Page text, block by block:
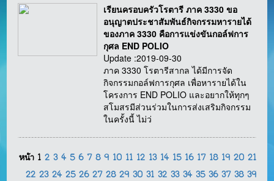
เรียนครอบครัวโรตารี ภาค 3330 ขอ
อนุญาตประชาสัมพันธ์กิจกรรมหารายได้
ของภาค 3330 คือการแข่งขันกอล์ฟการ
กุศล END POLIO
Update :2019-09-30
ภาค 3330 โรตารีสากล ได้มีการจัด
กิจกรรมกอล์ฟการกุศล เพื่อหารายได้ใน
โครงการ END POLIO และอยากให้ทุกๆ
สโมสรมีส่วนร่วมในการส่งเสริมกิจกรรม
ในครั้งนี้ ไม่ว่
หน้า 1 2 3 4 5 6 7 8 9 10 11 12 13 14 15 16 17 18 19 20 21
22 23 24 25 26 27 28 29 30 31 32 33 34 35 36 37 38 39